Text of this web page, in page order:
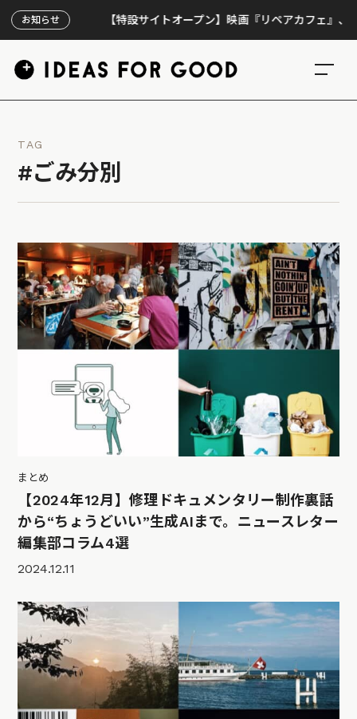
お知らせ 【特設サイトオープン】映画『リペアカフェ』、上映300
TAG
#ごみ分別
まとめ
【2024年12月】修理ドキュメンタリー制作裏話
から“ちょうどいい”生成AIまで。ニュースレター
編集部コラム4選
2024.12.11